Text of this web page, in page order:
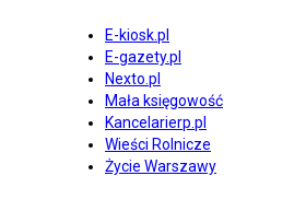
E-kiosk.pl
E-gazety.pl
Nexto.pl
Mała księgowość
Kancelarierp.pl
Wieści Rolnicze
Życie Warszawy